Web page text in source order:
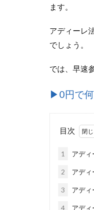
ます。
アディーレ
でしょう。
では、早速
▶︎0円で何
目次
1 アディ
2 アデ
3 アデ
4 アデ